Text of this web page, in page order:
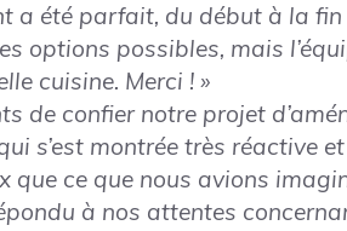
a été parfait, du début à la fin
options possibles, mais
cuisine. Merci ! »
de confier notre projet
s’est montrée très réactive et
que ce que nous avions
à nos attentes